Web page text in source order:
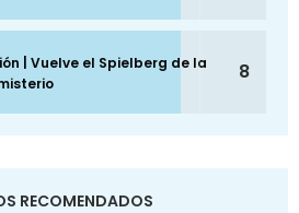
| Vuelve el Spielberg de la
8
RECOMENDADOS